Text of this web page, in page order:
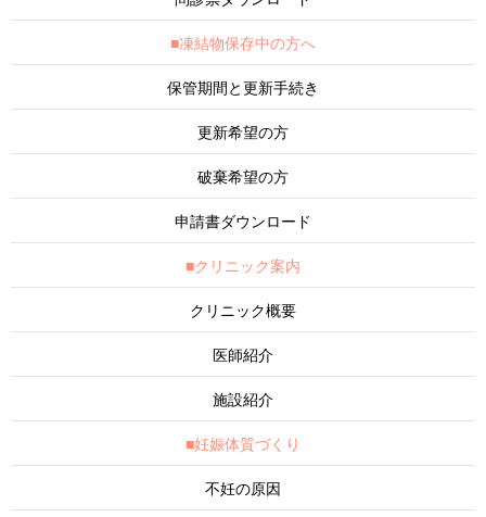
■凍結物保存中の方へ
保管期間と更新手続き
更新希望の方
破棄希望の方
申請書ダウンロード
■クリニック案内
クリニック概要
医師紹介
施設紹介
■妊娠体質づくり
不妊の原因